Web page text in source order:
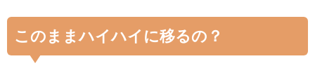
このままハイハイに移るの？